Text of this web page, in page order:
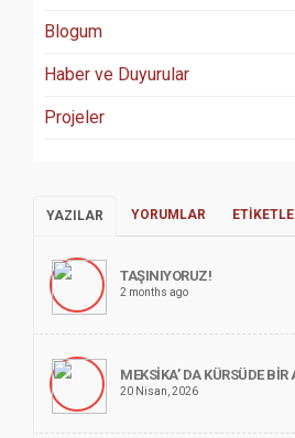
Blogum
Haber ve Duyurular
Projeler
YAZILAR YORUMLAR
TAŞINIYORUZ!
2 months ago
MEKSİKA’ DA KÜRSÜDE
20 Nisan, 2026